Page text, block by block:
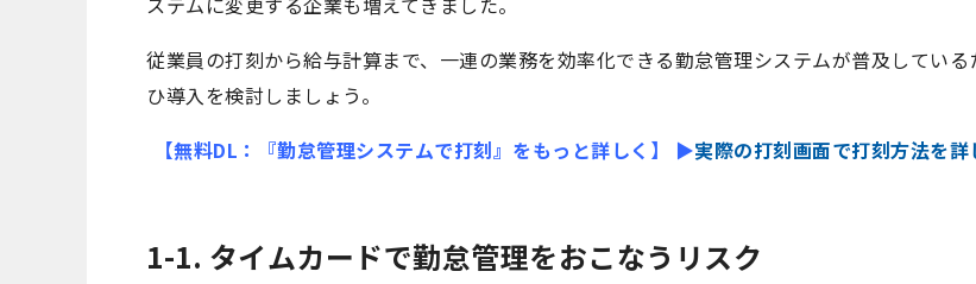
従業員の打刻から給与計算まで、一連の業務を効率化できる勤怠管理システムが普及している
ひ導入を検討しましょう。
【無料DL：『勤怠管理システムで打刻』をもっと詳しく】
▶︎実際の打刻画面で打刻方法を詳
1-1. タイムカードで勤怠管理をおこなうリスク